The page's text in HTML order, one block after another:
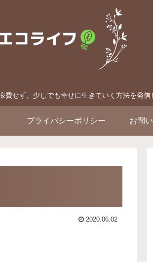
せず、少しでも幸せに生きていく方法を発信
プライバシーポリシー お問
2020.06.02